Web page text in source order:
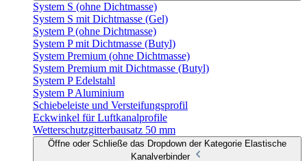
System S (ohne Dichtmasse)
System S mit Dichtmasse (Gel)
System P (ohne Dichtmasse)
System P mit Dichtmasse (Butyl)
System Premium (ohne Dichtmasse)
System Premium mit Dichtmasse (Butyl)
System P Edelstahl
System P Aluminium
Schiebeleiste und Versteifungsprofil
Eckwinkel für Luftkanalprofile
Wetterschutzgitterbausatz 50 mm
Öffne oder Schließe das Dropdown der Kategorie Elastische
Kanalverbinder